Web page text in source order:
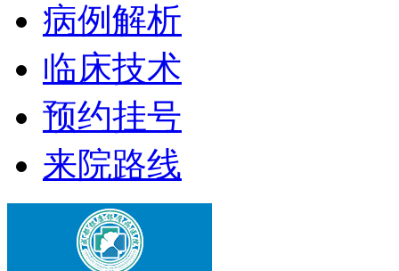
病例解析
临床技术
预约挂号
来院路线